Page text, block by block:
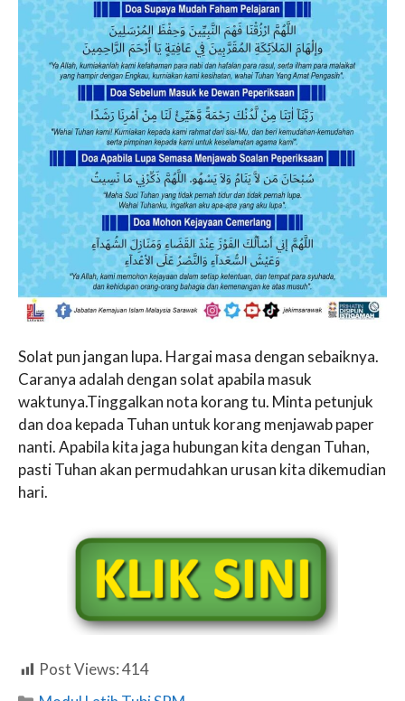
Solat pun jangan lupa. Hargai masa dengan sebaiknya.
Caranya adalah dengan solat apabila masuk
waktunya.Tinggalkan nota korang tu. Minta petunjuk
dan doa kepada Tuhan untuk korang menjawab paper
nanti. Apabila kita jaga hubungan kita dengan Tuhan,
pasti Tuhan akan permudahkan urusan kita dikemudian
hari.
Post Views:414